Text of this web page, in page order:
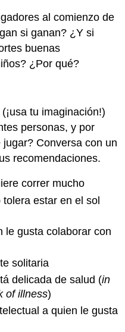
al comienzo de
si ganan? ¿Y si
buenas
¿Por qué?
tu imaginación!)
personas, y por
Conversa con un
recomendaciones.
correr mucho
estar en el sol
le gusta colaborar con
solitaria
delicada de salud (in
of illness)
a quien le gusta